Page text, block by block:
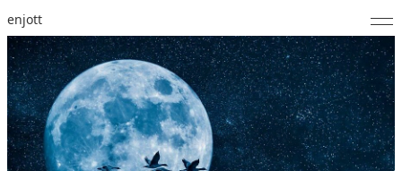
enjott
Home
Selected Works
Werkverzeichnis